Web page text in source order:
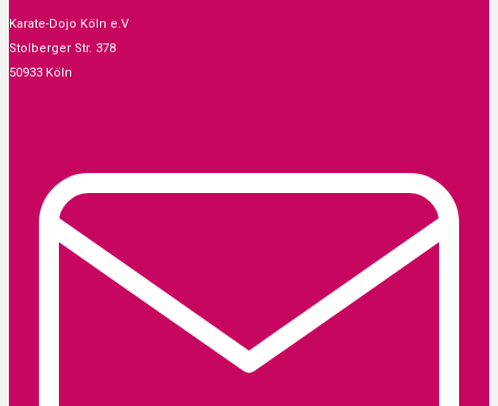
Karate-Dojo Köln e.V
Stolberger Str. 378
50933 Köln